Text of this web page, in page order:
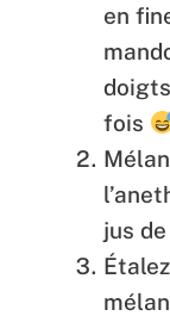
en
fois
jus